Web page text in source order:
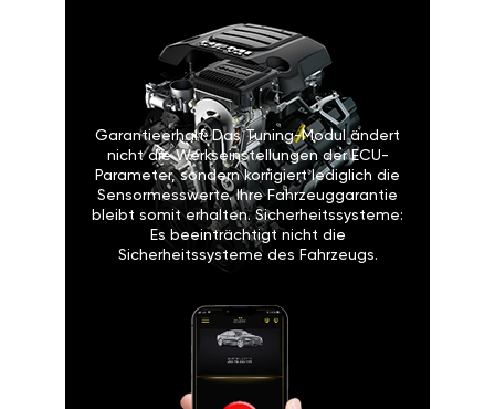
Garantieerhalt: Das Tuning-Modul ändert
nicht die Werkseinstellungen der ECU-
Parameter, sondern korrigiert lediglich die
Sensormesswerte. Ihre Fahrzeuggarantie
bleibt somit erhalten. Sicherheitssysteme:
Es beeinträchtigt nicht die
Sicherheitssysteme des Fahrzeugs.